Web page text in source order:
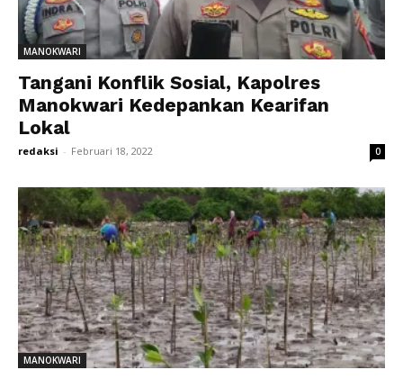
MANOKWARI
Tangani Konflik Sosial, Kapolres
Manokwari Kedepankan Kearifan
Lokal
redaksi - Februari 18, 2022 0
MANOKWARI